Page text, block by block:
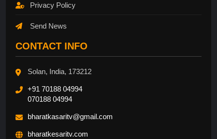
Privacy Policy
Send News
CONTACT INFO
Solan, India, 173212
+91 70188 04994
070188 04994
bharatkasaritv@gmail.com
bharatkesaritv.com